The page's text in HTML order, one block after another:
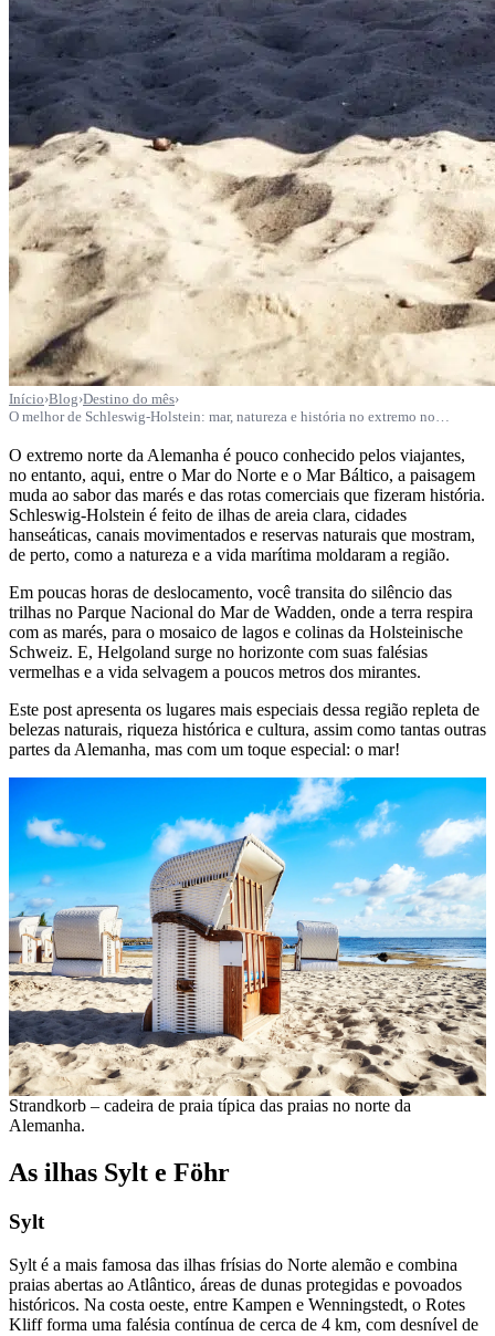
Início›Blog›Destino do mês›
O melhor de Schleswig-Holstein: mar, natureza e história no extremo no…
O extremo norte da Alemanha é pouco conhecido pelos viajantes,
no entanto, aqui, entre o Mar do Norte e o Mar Báltico, a paisagem
muda ao sabor das marés e das rotas comerciais que fizeram história.
Schleswig-Holstein é feito de ilhas de areia clara, cidades
hanseáticas, canais movimentados e reservas naturais que mostram,
de perto, como a natureza e a vida marítima moldaram a região.
Em poucas horas de deslocamento, você transita do silêncio das
trilhas no Parque Nacional do Mar de Wadden, onde a terra respira
com as marés, para o mosaico de lagos e colinas da Holsteinische
Schweiz. E, Helgoland surge no horizonte com suas falésias
vermelhas e a vida selvagem a poucos metros dos mirantes.
Este post apresenta os lugares mais especiais dessa região repleta de
belezas naturais, riqueza histórica e cultura, assim como tantas outras
partes da Alemanha, mas com um toque especial: o mar!
Strandkorb – cadeira de praia típica das praias no norte da
Alemanha.
As ilhas Sylt e Föhr
Sylt
Sylt é a mais famosa das ilhas frísias do Norte alemão e combina
praias abertas ao Atlântico, áreas de dunas protegidas e povoados
históricos. Na costa oeste, entre Kampen e Wenningstedt, o Rotes
Kliff forma uma falésia contínua de cerca de 4 km, com desnível de